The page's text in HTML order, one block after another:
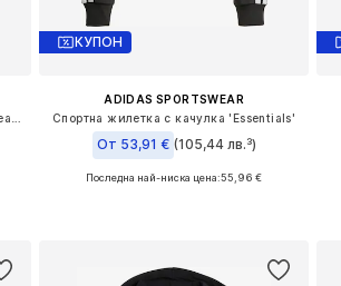
КУПОН
ADIDAS SPORTSWEAR
Спортна жилетка с качулка 'Essentials'
От 53,91 € (105,44 лв.³)
+1
Предлага се в много размери
Последна най-ниска цена:55,96 €